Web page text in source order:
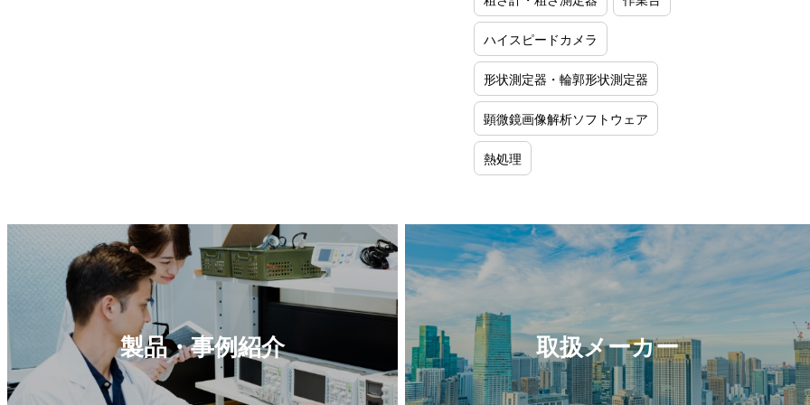
ハイスピードカメラ
形状測定器・輪郭形状測定器
顕微鏡画像解析ソフトウェア
熱処理
製品・事例紹介 取扱メーカー